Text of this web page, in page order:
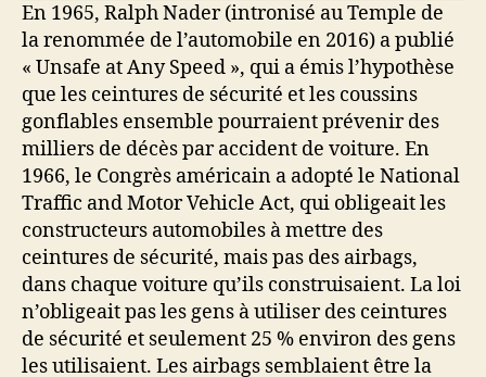
En 1965, Ralph Nader (intronisé au Temple de
la renommée de l’automobile en 2016) a publié
« Unsafe at Any Speed », qui a émis l’hypothèse
que les ceintures de sécurité et les coussins
gonflables ensemble pourraient prévenir des
milliers de décès par accident de voiture. En
1966, le Congrès américain a adopté le National
Traffic and Motor Vehicle Act, qui obligeait les
constructeurs automobiles à mettre des
ceintures de sécurité, mais pas des airbags,
dans chaque voiture qu’ils construisaient. La loi
n’obligeait pas les gens à utiliser des ceintures
de sécurité et seulement 25 % environ des gens
les utilisaient. Les airbags semblaient être la